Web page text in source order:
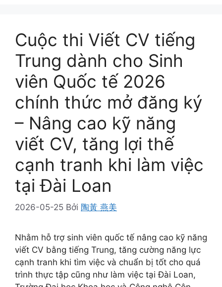
Cuộc thi Viết CV tiếng
Trung dành cho Sinh
viên Quốc tế 2026
chính thức mở đăng ký
– Nâng cao kỹ năng
viết CV, tăng lợi thế
cạnh tranh khi làm việc
tại Đài Loan
2026-05-25 Bởi 陶黃 燕美
Nhằm hỗ trợ sinh viên quốc tế nâng cao kỹ năng
viết CV bằng tiếng Trung, tăng cường năng lực
cạnh tranh khi tìm việc và chuẩn bị tốt cho quá
trình thực tập cũng như làm việc tại Đài Loan,